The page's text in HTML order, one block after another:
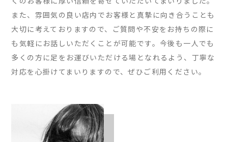
また、雰囲気の良い店内でお客様と真摯に向き合うことも
大切に考えておりますので、ご質問や不安をお持ちの際に
も気軽にお話しいただくことが可能です。今後も一人でも
多くの方に足をお運びいただける場となれるよう、丁寧な
対応を心掛けてまいりますので、ぜひご利用ください。